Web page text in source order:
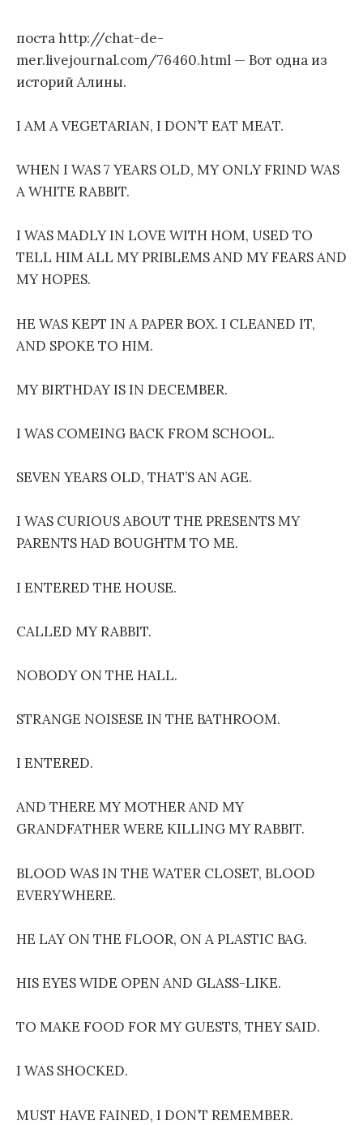
у
поста http://chat-de-
mer.livejournal.com/76460.html — Вот одна из
историй Алины.
I AM A VEGETARIAN, I DON’T EAT MEAT.
WHEN I WAS 7 YEARS OLD, MY ONLY FRIND WAS
A WHITE RABBIT.
I WAS MADLY IN LOVE WITH HOM, USED TO
TELL HIM ALL MY PRIBLEMS AND MY FEARS AND
MY HOPES.
HE WAS KEPT IN A PAPER BOX. I CLEANED IT,
AND SPOKE TO HIM.
MY BIRTHDAY IS IN DECEMBER.
I WAS COMEING BACK FROM SCHOOL.
SEVEN YEARS OLD, THAT’S AN AGE.
I WAS CURIOUS ABOUT THE PRESENTS MY
PARENTS HAD BOUGHTM TO ME.
I ENTERED THE HOUSE.
CALLED MY RABBIT.
NOBODY ON THE HALL.
STRANGE NOISESE IN THE BATHROOM.
I ENTERED.
AND THERE MY MOTHER AND MY
GRANDFATHER WERE KILLING MY RABBIT.
BLOOD WAS IN THE WATER CLOSET, BLOOD
EVERYWHERE.
HE LAY ON THE FLOOR, ON A PLASTIC BAG.
HIS EYES WIDE OPEN AND GLASS-LIKE.
TO MAKE FOOD FOR MY GUESTS, THEY SAID.
I WAS SHOCKED.
MUST HAVE FAINED, I DON’T REMEMBER.